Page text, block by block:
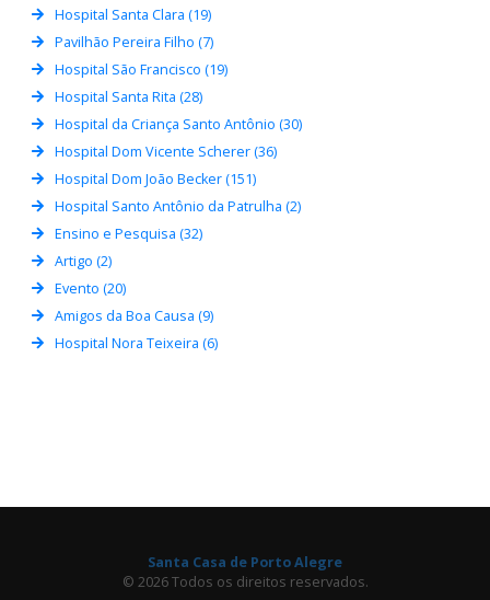
Hospital Santa Clara (19)
Pavilhão Pereira Filho (7)
Hospital São Francisco (19)
Hospital Santa Rita (28)
Hospital da Criança Santo Antônio (30)
Hospital Dom Vicente Scherer (36)
Hospital Dom João Becker (151)
Hospital Santo Antônio da Patrulha (2)
Ensino e Pesquisa (32)
Artigo (2)
Evento (20)
Amigos da Boa Causa (9)
Hospital Nora Teixeira (6)
Santa Casa de Porto Alegre
© 2026 Todos os direitos reservados.